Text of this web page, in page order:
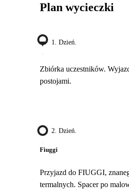
Plan wycieczki
1. Dzień.
Zbiórka uczestników.
postojami.
2. Dzień.
Fiuggi
Przyjazd do FIUGGI,
termalnych. Spacer po